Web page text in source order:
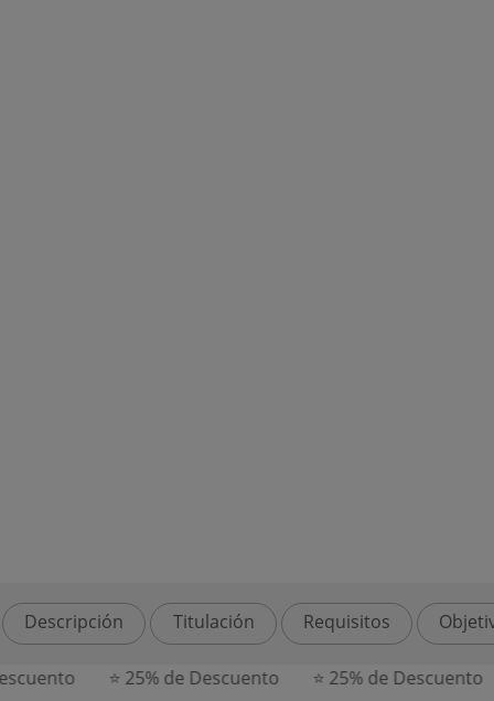
Descripción Titulación Requisitos
⭐ 25% de Descuento ⭐ 25% de Descuento